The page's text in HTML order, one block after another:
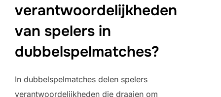
verantwoordelijkheden
van spelers in
dubbelspelmatches?
In dubbelspelmatches delen spelers
verantwoordelijkheden die draaien om